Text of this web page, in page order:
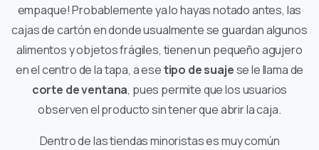
empaque! Probablemente ya lo hayas notado antes, las
cajas de cartón en donde usualmente se guardan algunos
alimentos y objetos frágiles, tienen un pequeño agujero
en el centro de la tapa, a esetipo de suajese le llama de
corte de ventana, pues permite que los usuarios
observen el producto sin tener que abrir la caja.
Dentro de las tiendas minoristas es muy común